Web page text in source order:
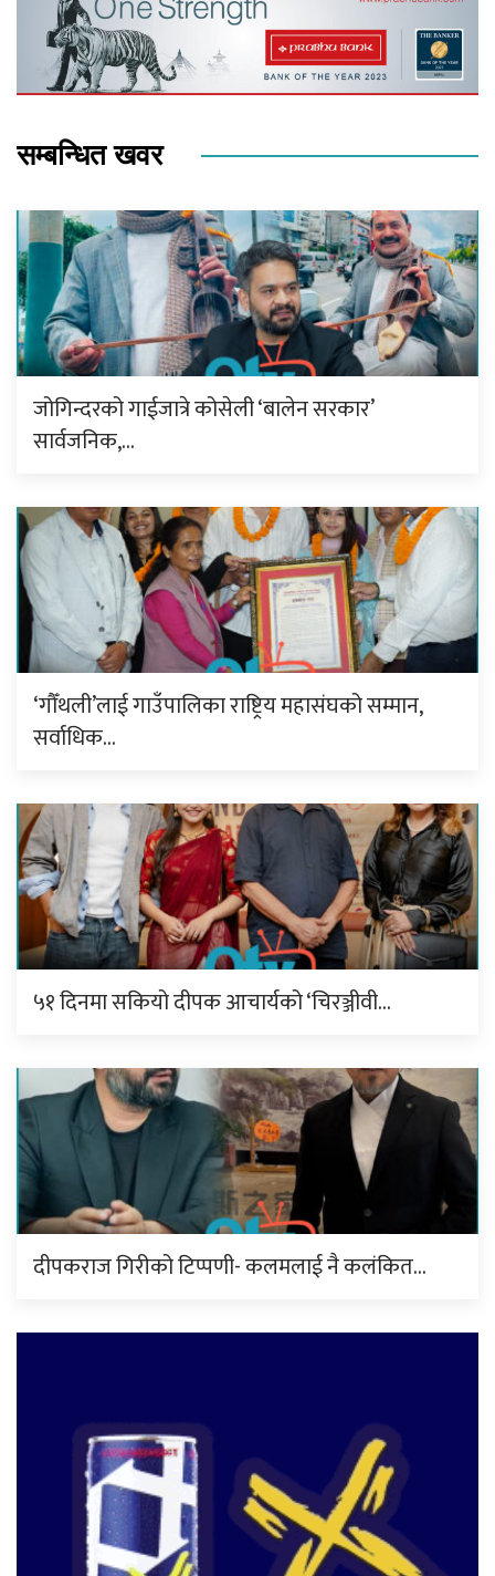
सम्बन्धित खवर
जोगिन्दरको गाईजात्रे कोसेली ‘बालेन सरकार’
सार्वजनिक,…
‘गौँथली’लाई गाउँपालिका राष्ट्रिय महासंघको सम्मान,
सर्वाधिक…
५१ दिनमा सकियो दीपक आचार्यको ‘चिरञ्जीवी…
दीपकराज गिरीको टिप्पणी- कलमलाई नै कलंकित…